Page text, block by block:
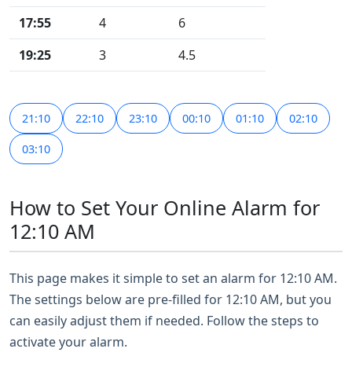
17:55
4
6
19:25
3 4.5
21:10 22:10 23:10 00:10 01:10 02:10
03:10
How to Set Your Online Alarm for
12:10 AM
This page makes it simple to set an alarm for 12:10 AM.
The settings below are pre-filled for 12:10 AM, but you
can easily adjust them if needed. Follow the steps to
activate your alarm.